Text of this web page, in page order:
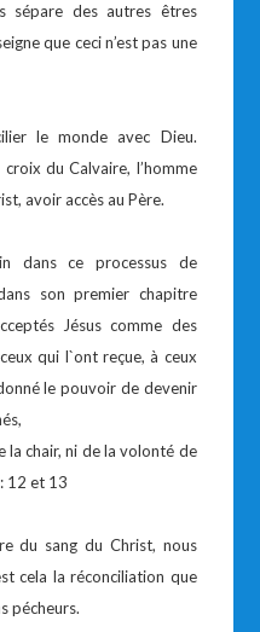
sépare des autres êtres
que ceci n’est pas une
le monde avec Dieu.
du Calvaire, l’homme
avoir accès au Père.
dans ce processus de
son premier chapitre
Jésus comme des
qui l`ont reçue, à ceux
le pouvoir de devenir
la chair, ni de la volonté de
12 et 13
du sang du Christ, nous
cela la réconciliation que
pécheurs.